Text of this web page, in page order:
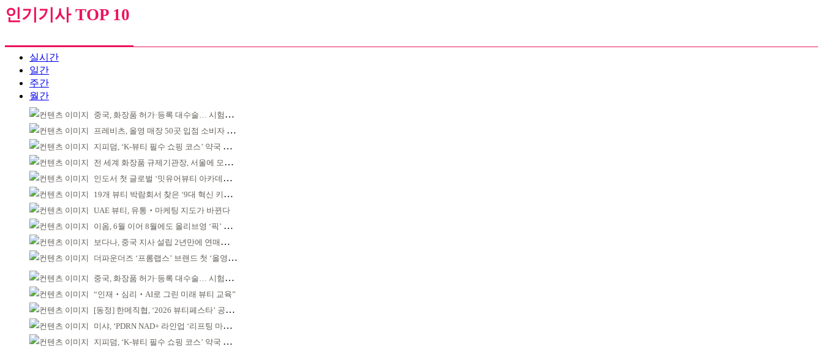
인기기사 TOP 10
실시간
일간
주간
월간
중국, 화장품 허가·등록 대수술… 시험자료 공용 허용
프레비츠, 올영 매장 50곳 입점 소비자 접점 강화
지피덤, ‘K-뷰티 필수 쇼핑 코스’ 약국 공략
전 세계 화장품 규제기관장, 서울에 모인다
인도서 첫 글로벌 ‘밋유어뷰티 아카데미’ 출범
19개 뷰티 박람회서 찾은 ‘9대 혁신 키워드’
UAE 뷰티, 유통‧마케팅 지도가 바뀐다
이옴, 6월 이어 8월에도 올리브영 ‘픽’ 선정
보다나, 중국 지사 설립 2년만에 연매출 120억 돌파
더파운더즈 ‘프롬랩스’ 브랜드 첫 ‘올영픽’ 선정
중국, 화장품 허가·등록 대수술… 시험자료 공용 허용
“인재‧심리‧AI로 그린 미래 뷰티 교육”
[동정] 한메직협, ‘2026 뷰티페스타’ 공동 주최
미샤, ‘PDRN NAD+ 라인업 ‘리프팅 마스크’ 출시
지피덤, ‘K-뷰티 필수 쇼핑 코스’ 약국 공략